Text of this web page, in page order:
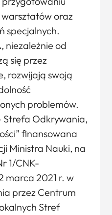
oraz
specjalnych.
niezależnie od
się przez
rozwijają swoją
problemów.
Strefa Odkrywania,
finansowana
Ministra Nauki, na
1/CNK-
marca 2021 r. w
przez Centrum
Stref